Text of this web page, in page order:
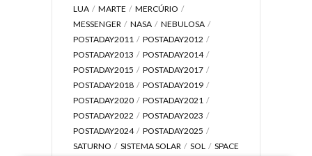
LUA
MARTE
MERCÚRIO
MESSENGER
NASA
NEBULOSA
POSTADAY2011
POSTADAY2012
POSTADAY2013
POSTADAY2014
POSTADAY2015
POSTADAY2017
POSTADAY2018
POSTADAY2019
POSTADAY2020
POSTADAY2021
POSTADAY2022
POSTADAY2023
POSTADAY2024
POSTADAY2025
SATURNO
SISTEMA SOLAR SOL
SPACE